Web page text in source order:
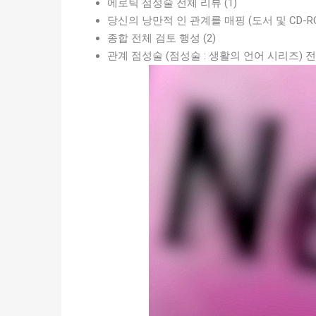
에로틱 점성술 전체 리뷰 (1)
당신의 낭만적 인 관계를 매핑 (도서 및 CD-
종합 전체 검토 행성 (2)
관계 점성술 (점성술 : 생활의 언어 시리즈)